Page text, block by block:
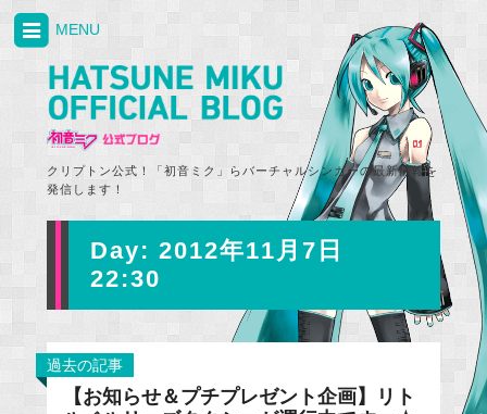
クリプトン公式！「初音ミク」らバーチャルシンガーの最新情報を
発信します！
MENU
Day: 2012年11月7日
22:30
過去の記事
【お知らせ＆プチプレゼント企画】リト